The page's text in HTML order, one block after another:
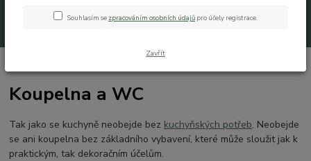
Koupelna a WC
Tak jako se kuchyně neobejde bez kuchyňských potřeb. Neobejde
se ani koupelna bez základního vybavení, které může sloužit jak k
praktickým, tak dekoračním účelům.
Souhlasím se zpracováním osobních údajů pro účely registrace.
Zavřít